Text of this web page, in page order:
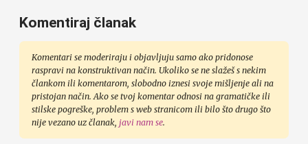
Komentiraj članak
Komentari se moderiraju i objavljuju samo ako pridonose
raspravi na konstruktivan način. Ukoliko se ne slažeš s nekim
člankom ili komentarom, slobodno iznesi svoje mišljenje ali na
pristojan način. Ako se tvoj komentar odnosi na gramatičke ili
stilske pogreške, problem s web stranicom ili bilo što drugo što
nije vezano uz članak, javi nam se.